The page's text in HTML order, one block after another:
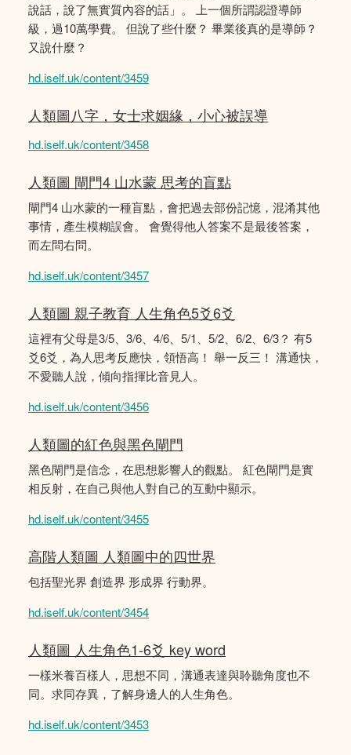
說話，說了無實質內容的話」。 上一個所謂認證導師
級，過10萬學費。 但說了些什麼？ 畢業後真的是導師？
又說什麼？
hd.iself.uk/content/3459
人類圖八字，女士求姻緣，小心被誤導
hd.iself.uk/content/3458
人類圖 閘門4 山水蒙 思考的盲點
閘門4 山水蒙的一種盲點，會把過去部份記憶，混淆其他
事情，產生模糊誤會。 會覺得他人答案不是最後答案，
而左問右問。
hd.iself.uk/content/3457
人類圖 親子教育 人生角色5爻6爻
這裡有父母是3/5、3/6、4/6、5/1、5/2、6/2、6/3？ 有5
爻6爻，為人思考反應快，領悟高！ 舉一反三！ 溝通快，
不愛聽人說，傾向指揮比音見人。
hd.iself.uk/content/3456
人類圖的紅色與黑色閘門
黑色閘門是信念，在思想影響人的觀點。 紅色閘門是實
相反射，在自己與他人對自己的互動中顯示。
hd.iself.uk/content/3455
高階人類圖 人類圖中的四世界
包括聖光界 創造界 形成界 行動界。
hd.iself.uk/content/3454
人類圖 人生角色1-6爻 key word
一樣米養百樣人，思想不同，溝通表達與聆聽角度也不
同。求同存異，了解身邊人的人生角色。
hd.iself.uk/content/3453